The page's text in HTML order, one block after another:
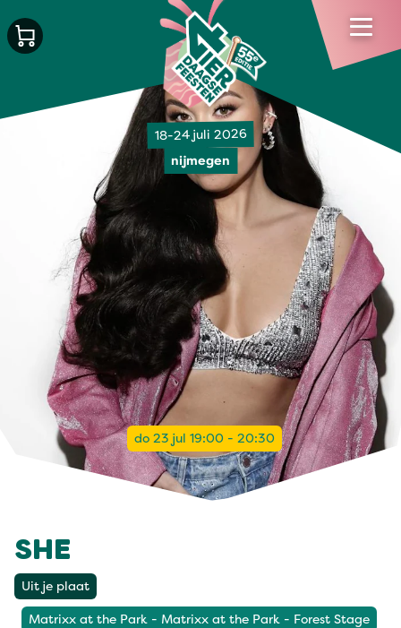
18-24 juli 2026
nijmegen
do 23 jul 19:00 - 20:30
SHE
Uit je plaat
Matrixx at the Park - Matrixx at the Park - Forest Stage